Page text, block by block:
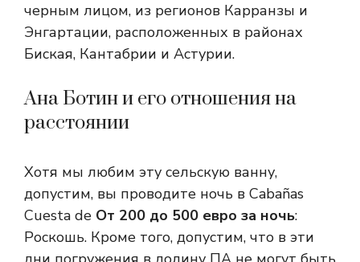
черным лицом, из регионов Карранзы и
Энгартации, расположенных в районах
Биская, Кантабрии и Астурии.
Ана Ботин и его отношения на
расстоянии
Хотя мы любим эту сельскую ванну,
допустим, вы проводите ночь в Cabañas
Cuesta de От 200 до 500 евро за ночь:
Роскошь. Кроме того, допустим, что в эти